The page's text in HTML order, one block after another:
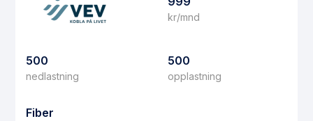
kr/mnd
500
nedlastning
500
opplastning
Fiber